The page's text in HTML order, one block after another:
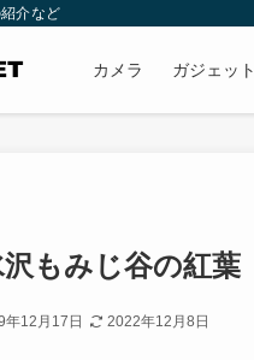
介など
カメラ ガジェット
もみじ谷の紅葉
年12月17日 2022年12月8日